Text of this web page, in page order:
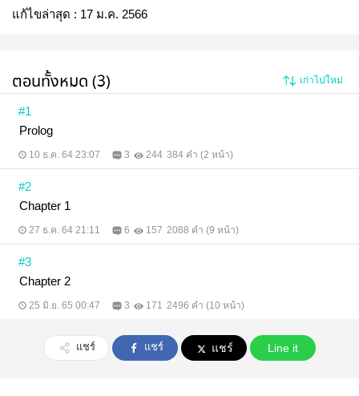
แก้ไขล่าสุด : 17 ม.ค. 2566
ตอนทั้งหมด (3) เก่าไปใหม่
#1
Prolog
10 ธ.ค. 64 23:07 3 244 384 คำ (2 หน้า)
#2
Chapter 1
27 ธ.ค. 64 21:11 6 157 2088 คำ (9 หน้า)
#3
Chapter 2
25 มิ.ย. 65 00:47 3 171 2496 คำ (10 หน้า)
แชร์ แชร์ แชร์ Line it